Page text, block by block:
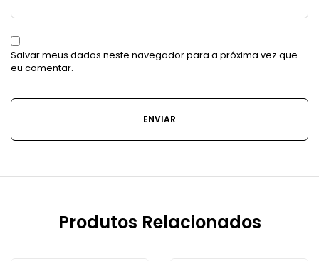
Salvar meus dados neste navegador para a próxima vez que
eu comentar.
Produtos Relacionados